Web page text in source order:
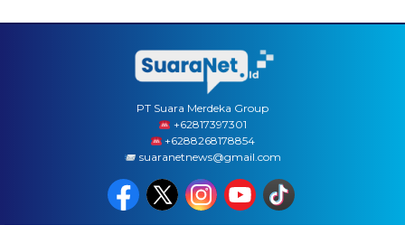
PT Suara Merdeka Group
‪+62817397301
+6288268178854
suaranetnews@gmail.com